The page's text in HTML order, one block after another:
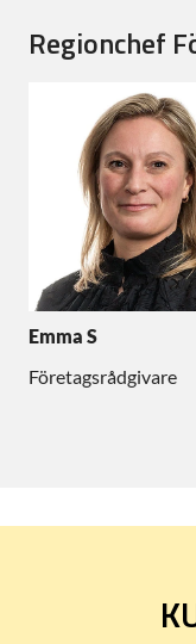
Regionchef
Emma S
Företagsrådgivare